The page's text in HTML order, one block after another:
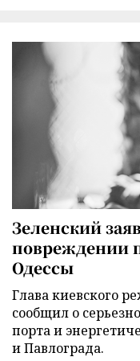
Зеленский
повреждении
Одессы
Глава киевского
сообщил о
порта и
и Павлограда.